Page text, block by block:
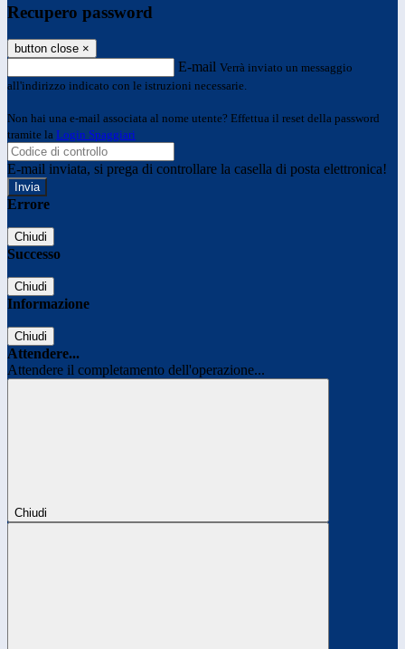
Recupero password
button close ×
E-mail Verrà inviato un messaggio
all'indirizzo indicato con le istruzioni necessarie.
Non hai una e-mail associata al nome utente? Effettua il reset della password
tramite la Login Spaggiari
E-mail inviata, si prega di controllare la casella di posta elettronica!
Errore
Chiudi
Successo
Chiudi
Informazione
Chiudi
Attendere...
Attendere il completamento dell'operazione...
Chiudi